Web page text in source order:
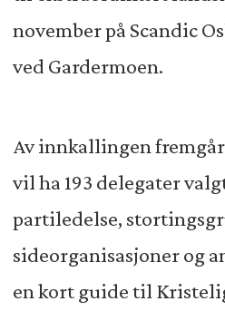
november på Scandic
ved Gardermoen.
Av innkallingen
vil ha 193 delegater
partiledelse,
sideorganisasjoner og
en kort guide til